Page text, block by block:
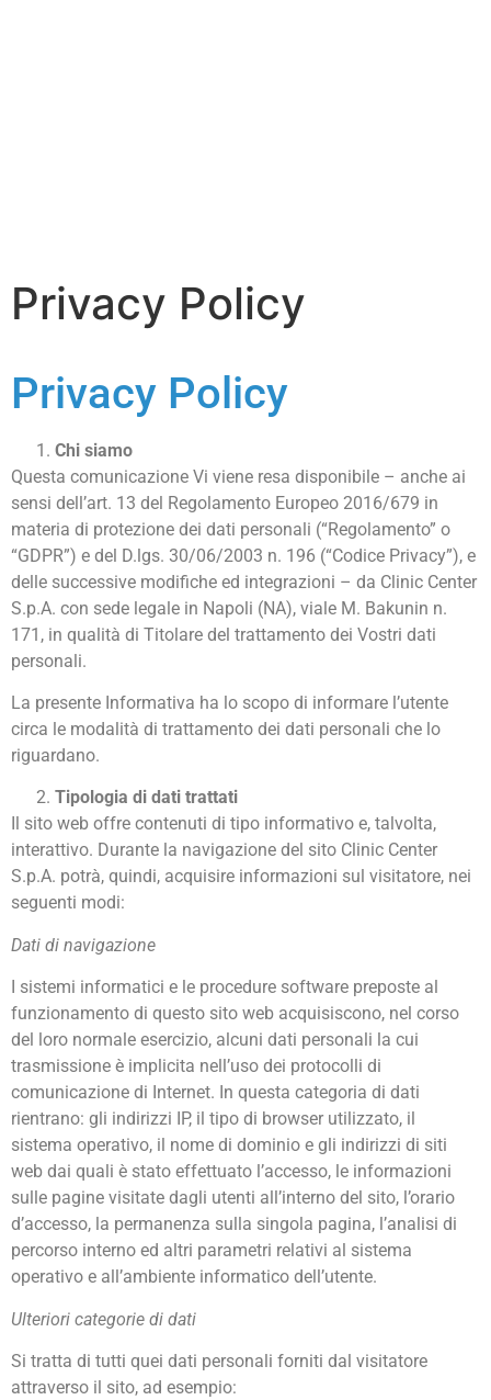
Privacy Policy
Privacy Policy
Chi siamo
Questa comunicazione Vi viene resa disponibile – anche ai
sensi dell’art. 13 del Regolamento Europeo 2016/679 in
materia di protezione dei dati personali (“Regolamento” o
“GDPR”) e del D.lgs. 30/06/2003 n. 196 (“Codice Privacy”), e
delle successive modifiche ed integrazioni – da Clinic Center
S.p.A. con sede legale in Napoli (NA), viale M. Bakunin n.
171, in qualità di Titolare del trattamento dei Vostri dati
personali.
La presente Informativa ha lo scopo di informare l’utente
circa le modalità di trattamento dei dati personali che lo
riguardano.
Tipologia di dati trattati
Il sito web offre contenuti di tipo informativo e, talvolta,
interattivo. Durante la navigazione del sito Clinic Center
S.p.A. potrà, quindi, acquisire informazioni sul visitatore, nei
seguenti modi:
Dati di navigazione
I sistemi informatici e le procedure software preposte al
funzionamento di questo sito web acquisiscono, nel corso
del loro normale esercizio, alcuni dati personali la cui
trasmissione è implicita nell’uso dei protocolli di
comunicazione di Internet. In questa categoria di dati
rientrano: gli indirizzi IP, il tipo di browser utilizzato, il
sistema operativo, il nome di dominio e gli indirizzi di siti
web dai quali è stato effettuato l’accesso, le informazioni
sulle pagine visitate dagli utenti all’interno del sito, l’orario
d’accesso, la permanenza sulla singola pagina, l’analisi di
percorso interno ed altri parametri relativi al sistema
operativo e all’ambiente informatico dell’utente.
Ulteriori categorie di dati
Si tratta di tutti quei dati personali forniti dal visitatore
attraverso il sito, ad esempio: